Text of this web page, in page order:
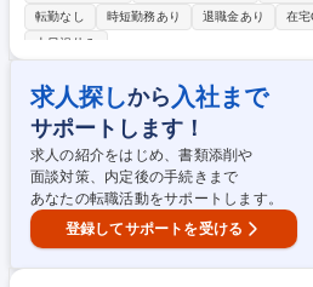
性、意欲によって人前での企業説明や面接
かつ正確さが求められる作業の連続ですが
を支えるディスコ/WEB面接可
転勤なし
時短勤務あり 退職金あり 在宅
土日祝休み
求人探しから 入社まで
サポートします！
求人の紹介をはじめ、書類添削や
面談対策、内定後の手続きまで
あなたの転職活動をサポートします。
登録してサポートを受ける